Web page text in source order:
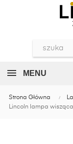
MENU
Strona Główna
Lincoln lampa